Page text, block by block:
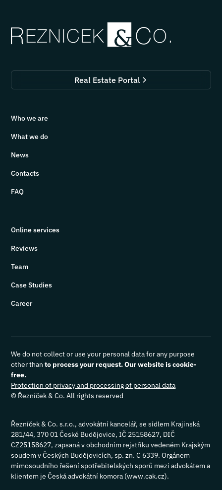
Real Estate Portal
Who we are
What we do
News
Contacts
FAQ
Online services
Reviews
Team
Case Studies
Career
© Řezníček & Co. All rights reserved
Protection of privacy and processing of personal data
We do not collect or use your personal data for any purpose
other thanto process your request. Our website is cookie-
free.
Řezníček & Co. s.r.o., advokátní kancelář, se sídlem Krajinská
281/44, 370 01 České Budějovice, IČ 25158627, DIČ
CZ25158627, zapsaná v obchodním rejstříku vedeném Krajským
soudem v Českých Budějovicích, sp. zn. C 6339. Orgánem
mimosoudního řešení spotřebitelských sporů mezi advokátem a
klientem je Česká advokátní komora (www.cak.cz).